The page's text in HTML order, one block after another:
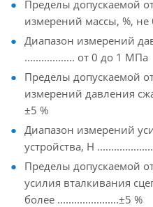
Пределы допускаемой
измерений массы, %, не
Диапазон измерений
.................. от 0 до 1 МПа
Пределы допускаемой
измерений давления
±5 %
Диапазон измерений
устройства, Н
Пределы допускаемой
усилия вталкивания
более ......................±5 %